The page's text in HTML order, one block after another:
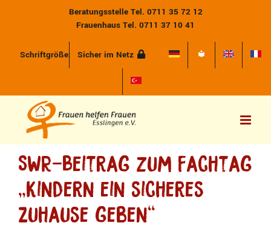
Beratungsstelle Tel. 0711 35 72 12
Frauenhaus Tel. 0711 37 10 41
Schriftgröße: Sicher im Netz
SWR-Beitrag zum Fachtag
„Kindern ein sicheres
Zuhause geben“